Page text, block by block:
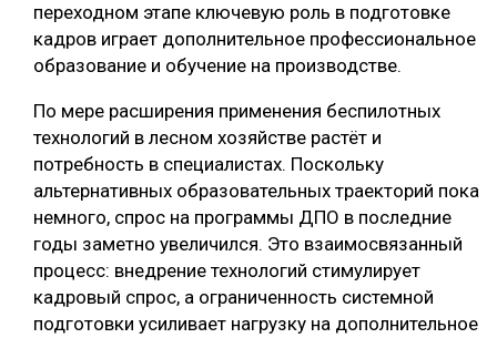
переходном этапе ключевую роль в подготовке
кадров играет дополнительное профессиональное
образование и обучение на производстве.
По мере расширения применения беспилотных
технологий в лесном хозяйстве растёт и
потребность в специалистах. Поскольку
альтернативных образовательных траекторий пока
немного, спрос на программы ДПО в последние
годы заметно увеличился. Это взаимосвязанный
процесс: внедрение технологий стимулирует
кадровый спрос, а ограниченность системной
подготовки усиливает нагрузку на дополнительное